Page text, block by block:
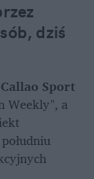
dziś
Callao Sport
Weekly", a